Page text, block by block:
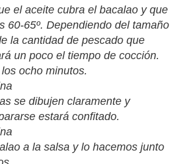
el aceite cubra el bacalao y que
60-65º. Dependiendo del tamaño
la cantidad de pescado que
un poco el tiempo de cocción.
ocho minutos.
se dibujen claramente y
estará confitado.
a la salsa y lo hacemos junto